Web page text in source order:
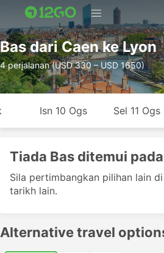
Bas dari Caen ke Lyon
4 perjalanan (USD 330 – USD 1650)
Isn 10 Ogs Sel 11 Ogs
Tiada Bas ditemui
Sila pertimbangkan pilihan lain
tarikh lain.
Alternative travel